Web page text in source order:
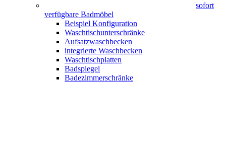
sofort
verfügbare Badmöbel
Beispiel Konfiguration
Waschtischunterschränke
Aufsatzwaschbecken
integrierte Waschbecken
Waschtischplatten
Badspiegel
Badezimmerschränke